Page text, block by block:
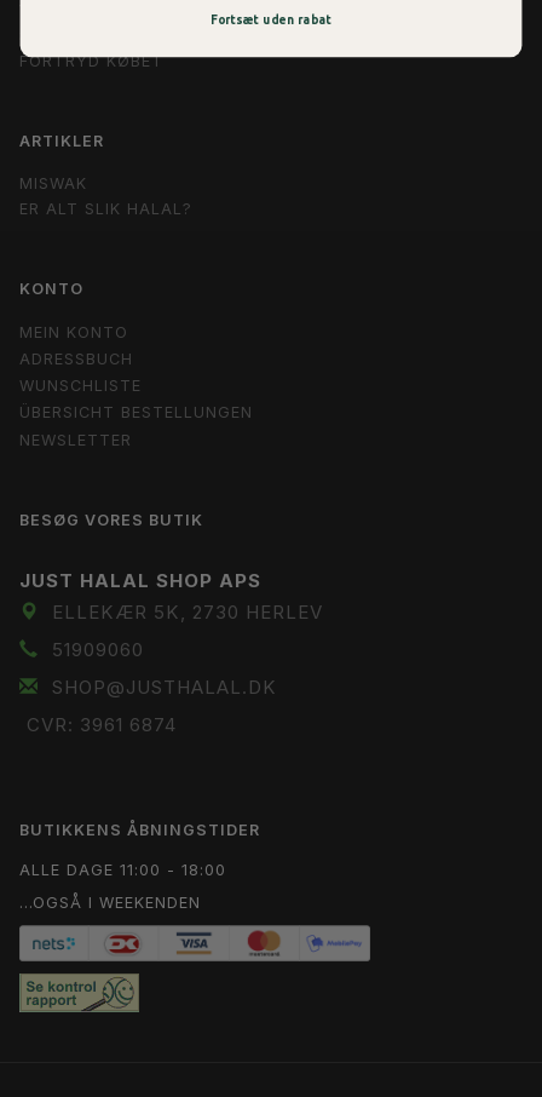
VILKÅR OG BETINGELSER
FORTRYD KØBET
ARTIKLER
MISWAK
ER ALT SLIK HALAL?
KONTO
MEIN KONTO
ADRESSBUCH
WUNSCHLISTE
ÜBERSICHT BESTELLUNGEN
NEWSLETTER
BESØG VORES BUTIK
JUST HALAL SHOP APS
ELLEKÆR 5K, 2730 HERLEV
51909060
SHOP@JUSTHALAL.DK
CVR: 3961 6874
BUTIKKENS ÅBNINGSTIDER
ALLE DAGE 11:00 - 18:00
...OGSÅ I WEEKENDEN
Fortsæt uden rabat